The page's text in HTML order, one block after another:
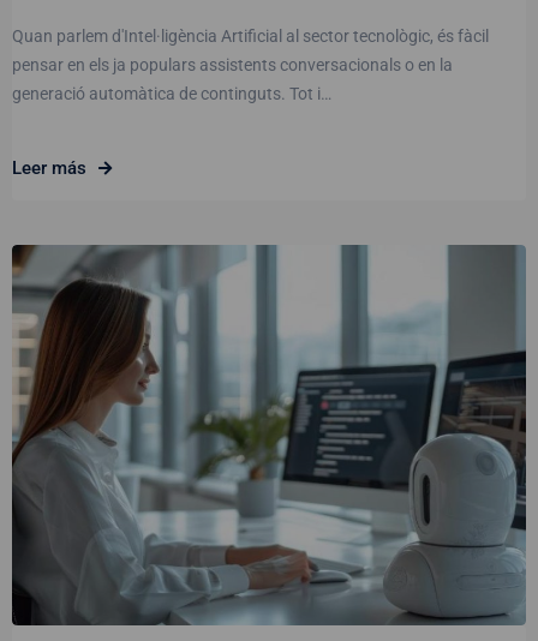
Quan parlem d'Intel·ligència Artificial al sector tecnològic, és fàcil
pensar en els ja populars assistents conversacionals o en la
generació automàtica de continguts. Tot i…
Leer más